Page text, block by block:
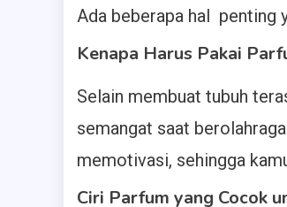
Ada beberapa hal penting
Kenapa Harus Pakai
Selain membuat tubuh
semangat saat
memotivasi, sehingga
Ciri Parfum yang Cocok